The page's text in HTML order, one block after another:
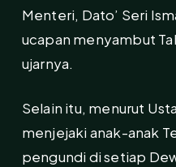
Menteri, Dato’ Seri
ucapan menyambut
ujarnya.
Selain itu, menurut
menjejaki anak-anak
pengundi di setiap